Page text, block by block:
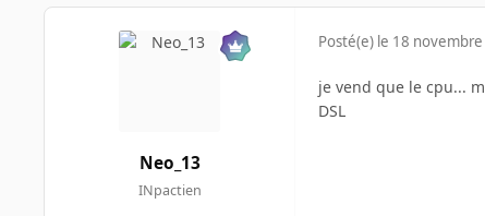
Neo_13
INpactien
Posté(e) le 18
je vend que le cpu...
DSL